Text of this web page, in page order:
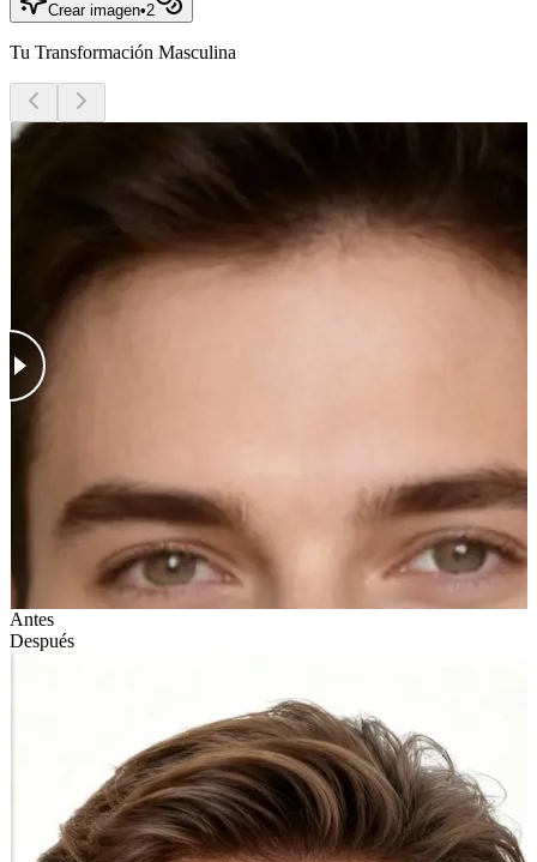
Crear imagen•2
Tu Transformación Masculina
Antes
Después